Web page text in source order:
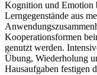
Kognition und Emotion
Lerngegenstände aus
Kooperationsformen
genutzt werden.
Übung, Wiederholung
Hausaufgaben festigen